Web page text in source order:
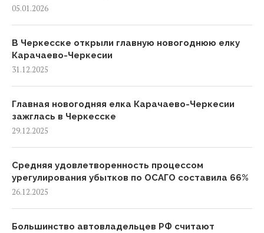
05.01.2026
В Черкесске открыли главную новогоднюю елку
Карачаево-Черкесии
31.12.2025
Главная новогодняя елка Карачаево-Черкесии
зажглась в Черкесске
29.12.2025
Средняя удовлетворенность процессом
урегулирования убытков по ОСАГО составила 66%
26.12.2025
Большинство автовладельцев РФ считают